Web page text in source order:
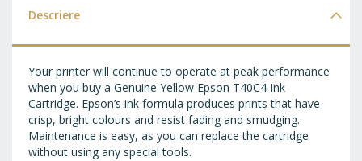
Descriere
Your printer will continue to operate at peak performance
when you buy a Genuine Yellow Epson T40C4 Ink
Cartridge. Epson’s ink formula produces prints that have
crisp, bright colours and resist fading and smudging.
Maintenance is easy, as you can replace the cartridge
without using any special tools.